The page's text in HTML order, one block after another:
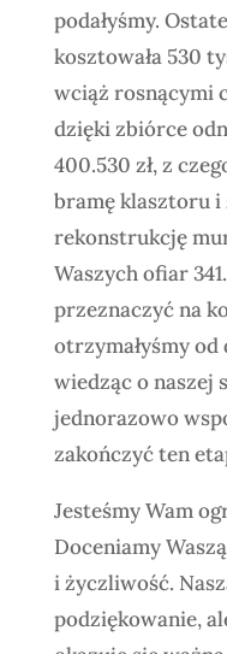
podałyśmy.
kosztowała 530
wciąż rosnącymi
dzięki zbiórce
400.530 zł, z
bramę klasztoru i
rekonstrukcję
Waszych ofiar
przeznaczyć na
otrzymałyśmy
wiedząc o naszej
jednorazowo
zakończyć ten
Jesteśmy Wam
Doceniamy
i życzliwość.
podziękowanie,